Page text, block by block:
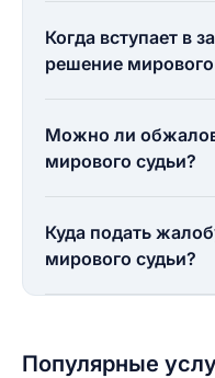
Когда вступает в
решение мирового
Можно ли
мирового судьи?
Куда подать
мирового судьи?
Популярные